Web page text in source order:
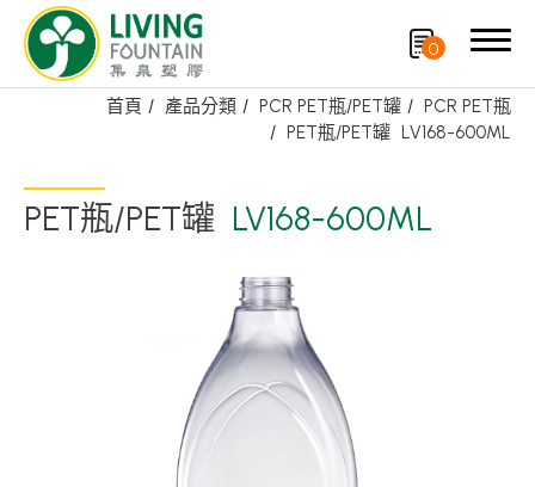
0
首頁 產品分類 PCR PET瓶/PET罐
PCR PET瓶
PET瓶/PET罐 LV168-600ML
PET瓶/PET罐 LV168-600ML
搜尋
產品分類